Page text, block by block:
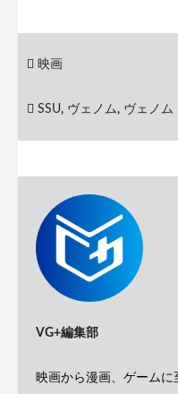
映画
SSU, ヴェノム , ヴェノム
VG+編集部
映画から漫画、ゲームに